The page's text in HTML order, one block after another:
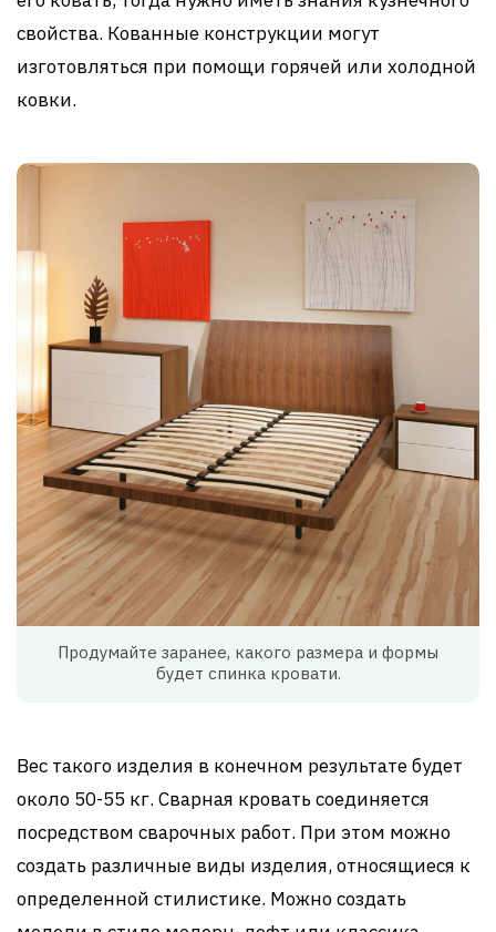
свойства. Кованные конструкции могут
изготовляться при помощи горячей или холодной
ковки.
Продумайте заранее, какого размера и формы
будет спинка кровати.
Вес такого изделия в конечном результате будет
около 50-55 кг. Сварная кровать соединяется
посредством сварочных работ. При этом можно
создать различные виды изделия, относящиеся к
определенной стилистике. Можно создать